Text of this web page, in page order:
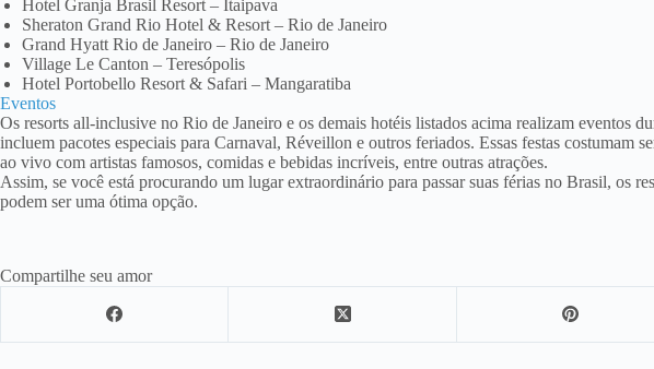
Hotel Granja Brasil Resort – Itaipava
Sheraton Grand Rio Hotel & Resort – Rio de Janeiro
Grand Hyatt Rio de Janeiro – Rio de Janeiro
Village Le Canton – Teresópolis
Hotel Portobello Resort & Safari – Mangaratiba
Eventos
Os resorts all-inclusive no Rio de Janeiro e os demais hotéis listados acima realizam eventos
incluem pacotes especiais para Carnaval, Réveillon e outros feriados. Essas festas costumam
ao vivo com artistas famosos, comidas e bebidas incríveis, entre outras atrações.
Assim, se você está procurando um lugar extraordinário para passar suas férias no Brasil, os
podem ser uma ótima opção.
Compartilhe seu amor